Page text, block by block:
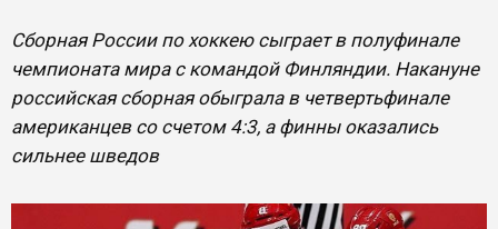
Сборная России по хоккею сыграет в полуфинале
чемпионата мира с командой Финляндии. Накануне
российская сборная обыграла в четвертьфинале
американцев со счетом 4:3, а финны оказались
сильнее шведов